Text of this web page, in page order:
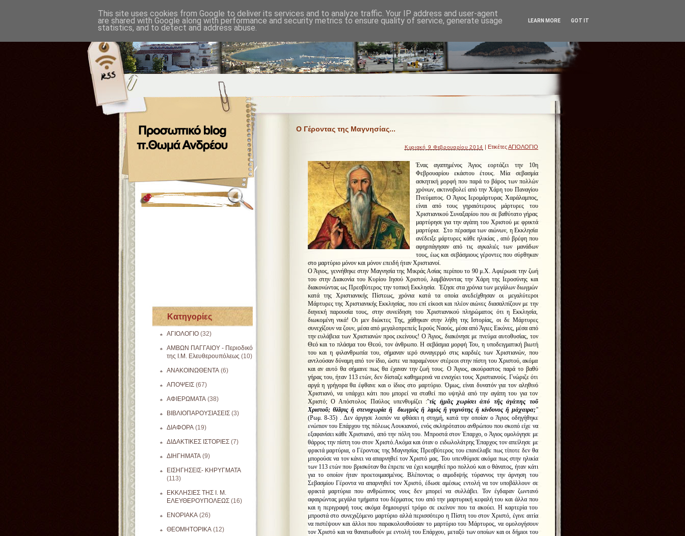
Κατηγορίες
ΑΓΙΟΛΟΓΙΟ (32)
ΑΜΒΩΝ ΠΑΓΓΑΙΟΥ - Περιοδικό
της Ι.Μ. Ελευθερουπόλεως (10)
ΑΝΑΚΟΙΝΩΘΕΝΤΑ (6)
ΑΠΟΨΕΙΣ (67)
ΑΦΙΕΡΩΜΑΤΑ (38)
ΒΙΒΛΙΟΠΑΡΟΥΣΙΑΣΕΙΣ (3)
ΔΙΑΦΟΡΑ (19)
ΔΙΔΑΚΤΙΚΕΣ ΙΣΤΟΡΙΕΣ (7)
ΔΙΗΓΗΜΑΤΑ (9)
ΕΙΣΗΓΗΣΕΙΣ- ΚΗΡΥΓΜΑΤΑ
(113)
ΕΚΚΛΗΣΙΕΣ ΤΗΣ Ι. Μ.
ΕΛΕΥΘΕΡΟΥΠΟΛΕΩΣ (16)
ΕΝΟΡΙΑΚΑ (26)
ΘΕΟΜΗΤΟΡΙΚΑ (12)
Ο Γέροντας της Μαγνησίας...
Κυριακή 9 Φεβρουαρίου 2014 | ΕτικέτεςΑΓΙΟΛΟΓΙΟ
Ένας αγαπημένος Άγιος εορτάζει την 10η
Φεβρουαρίου εκάστου έτους. Μία σεβασμία
ασκητική μορφή που παρά το βάρος των πολλών
χρόνων, ακτινοβολεί από την Χάρη του Παναγίου
Πνεύματος. Ο Άγιος Ιερομάρτυρας Χαράλαμπος,
είναι από τους γηραιότερους μάρτυρες του
Χριστιανικού Συναξαρίου που σε βαθύτατο γήρας
μαρτύρησε για την αγάπη του Χριστού με φρικτά
μαρτύρια. Στο πέρασμα των αιώνων, η Εκκλησία
ανέδειξε μάρτυρες κάθε ηλικίας , από βρέφη που
αφηρπάγησαν από τις αγκαλιές των μανάδων
τους, έως και σεβάσμιους γέροντες που σύρθηκαν
στο μαρτύριο μόνον και μόνον επειδή ήταν Χριστιανοί.
Ο Άγιος, γεννήθηκε στην Μαγνησία της Μικράς Ασίας περίπου το 90 μ.Χ. Αφιέρωσε την ζωή
του στην Διακονία του Κυρίου Ιησού Χριστού, λαμβάνοντας την Χάρη της Ιεροσύνης και
διακονώντας ως Πρεσβύτερος την τοπική Εκκλησία. Έζησε στα χρόνια των μεγάλων διωγμών
κατά της Χριστιανικής Πίστεως, χρόνια κατά τα οποία ανεδείχθησαν οι μεγαλύτεροι
Μάρτυρες της Χριστιανικής Εκκλησίας, που επί είκοσι και πλέον αιώνες διασαλπίζουν με την
διηνεκή παρουσία τους, στην συνείδηση του Χριστιανικού πληρώματος ότι η Εκκλησία,
διωκομένη νικά! Οι μεν διώκτες Της, χάθηκαν στην λήθη της Ιστορίας, οι δε Μάρτυρες
συνεχίζουν να ζουν, μέσα από μεγαλοπρεπείς Ιερούς Ναούς, μέσα από Άγιες Εικόνες, μέσα από
την ευλάβεια των Χριστιανών προς εκείνους! Ο Άγιος, διακόνησε με πνεύμα αυτοθυσίας, τον
Θεό και το πλάσμα του Θεού, τον άνθρωπο. Η σεβάσμια μορφή Του, η υποδειγματική βιωτή
του και η φιλανθρωπία του, σήμαναν ιερό συναγερμό στις καρδιές των Χριστιανών, που
αντλούσαν δύναμη από τον ίδιο, ώστε να παραμένουν στέρεοι στην πίστη του Χριστού, ακόμα
και αν αυτό θα σήμαινε πως θα έχαναν την ζωή τους. Ο Άγιος, ακούραστος παρά το βαθύ
γήρας του, ήταν 113 ετών, δεν δίσταζε καθημερινά να ενισχύει τους Χριστιανούς. Γνώριζε ότι
αργά η γρήγορα θα έφθανε και ο ίδιος στο μαρτύριο. Όμως, είναι δυνατόν για τον αληθινό
Χριστιανό, να υπάρχει κάτι που μπορεί να σταθεί πιο υψηλά από την αγάπη του για τον
Χριστό; Ο Απόστολος Παύλος υπενθυμίζει :''τίς ἡμᾶς χωρίσει ἀπό τῆς ἀγάπης τοῦ
Χριστοῦ; θλῖψις ἤ στενοχωρία ἤ διωγμός ἤ λιμός ἤ γυμνότης ἤ κίνδυνος ἤ μάχαιρα;''
(Ρωμ. 8-35) . Δεν άργησε λοιπόν να φθάσει η στιγμή, κατά την οποίαν ο Άγιος οδηγήθηκε
ενώπιον του Επάρχου της πόλεως Λουκιανού, ενός σκληρότατου ανθρώπου που σκοπό είχε να
εξαφανίσει κάθε Χριστιανό, από την πόλη του. Μπροστά στον Έπαρχο, ο Άγιος ομολόγησε με
θάρρος την πίστη του στον Χριστό.Ακόμα και όταν ο ειδωλολάτρης Έπαρχος τον απείλησε με
φρικτά μαρτύρια, ο Γέροντας της Μαγνησίας Πρεσβύτερος του επανέλαβε πως τίποτε δεν θα
μπορούσε να τον κάνει να απαρνηθεί τον Χριστό μας. Του υπενθύμισε ακόμα πως στην ηλικία
των 113 ετών που βρισκόταν θα έπρεπε να έχει κοιμηθεί προ πολλού και ο θάνατος, ήταν κάτι
για το οποίον ήταν προετοιμασμένος. Βλέποντας ο αιμοδιψής τύραννος την άρνηση του
Σεβασμίου Γέροντα να απαρνηθεί τον Χριστό, έδωσε αμέσως εντολή να τον υποβάλλουν σε
φρικτά μαρτύρια που ανθρώπινος νους δεν μπορεί να συλλάβει. Τον έγδαραν ζωντανό
αφαιρώντας μεγάλα τμήματα του δέρματος του από την μαρτυρική κεφαλή του και άλλα που
και η περιγραφή τους ακόμα δημιουργεί τρόμο σε εκείνον που τα ακούει. Η καρτερία του
μπροστά στο συνεχιζόμενο μαρτύριο αλλά περισσότερο η Πίστη του στον Χριστό, έγινε αιτία
να πιστέψουν και άλλοι που παρακολουθούσαν το μαρτύριο του Μάρτυρος, να ομολογήσουν
τον Χριστό και να θανατωθούν με εντολή του Επάρχου, μεταξύ των οποίων και οι δήμιοι του
This site uses cookies from Google to deliver its services and to analyze traffic. Your IP address and user-agent
are shared with Google along with performance and security metrics to ensure quality of service, generate usage
statistics, and to detect and address abuse.
LEARN MORE GOT IT